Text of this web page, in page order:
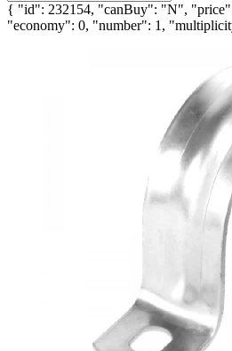
{ "id": 232154, "canBuy": "N",
"economy": 0, "number": 1,